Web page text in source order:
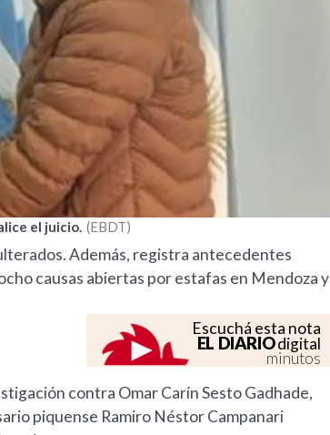
el juicio. EBDT
Además, registra antecedentes
causas abiertas por estafas en Mendoza y
Escuchá esta nota
EL DIARIOdigital
minutos
contra Omar Carín Sesto Gadhade,
piquense Ramiro Néstor Campanari